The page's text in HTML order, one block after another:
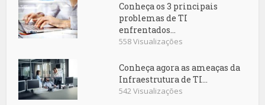
Conheça os 3 principais
problemas de TI
enfrentados...
558 Visualizações
Conheça agora as ameaças da
Infraestrutura de TI...
542 Visualizações